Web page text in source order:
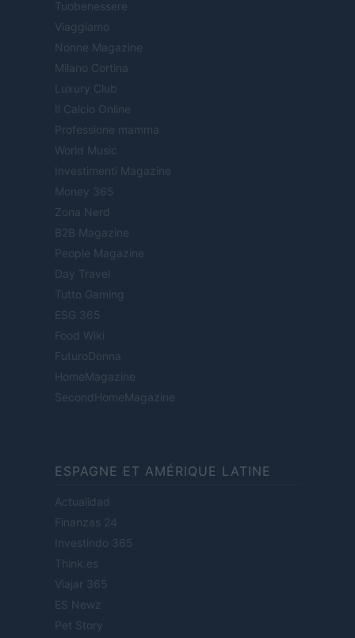
Tuobenessere
Viaggiamo
Nonne Magazine
Milano Cortina
Luxury Club
Il Calcio Online
Professione mamma
World Music
Investimenti Magazine
Money 365
Zona Nerd
B2B Magazine
People Magazine
Day Travel
Tutto Gaming
ESG 365
Food Wiki
FuturoDonna
HomeMagazine
SecondHomeMagazine
ESPAGNE ET AMÉRIQUE LATINE
Actualidad
Finanzas 24
Investindo 365
Think.es
Viajar 365
ES Newz
Pet Story